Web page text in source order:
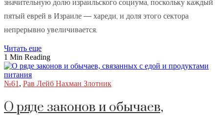
пятый еврей в Израиле — хареди, и доля этого сектора
непрерывно увеличивается.
Читать еще
1 Min Reading
№61 , Рав Лейб Нахман Злотник
О ряде законов и обычаев,